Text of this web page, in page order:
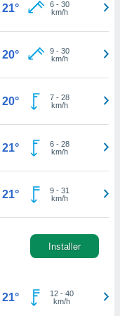
21° 6- 30
km/h
20° 9- 30
km/h
20° 7- 28
km/h
21° 6- 28
km/h
21° 9- 31
km/h
Installer
21° 12- 40
km/h